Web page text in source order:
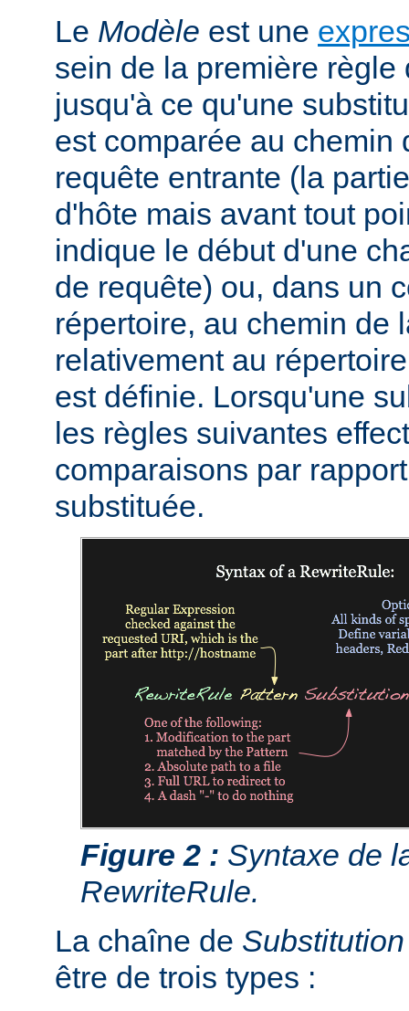
Le Modèle est une
sein de la première règle
jusqu'à ce qu'une
est comparée au chemin
requête entrante (la
d'hôte mais avant tout
indique le début d'une
de requête) ou, dans un
répertoire, au chemin de
relativement au
est définie. Lorsqu'une
les règles suivantes
comparaisons par
substituée.
Figure 2 : Syntaxe de
RewriteRule.
La chaîne de Substitution
être de trois types :